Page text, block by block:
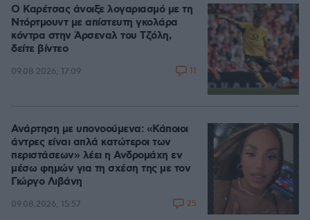
Ο Καρέτσας άνοιξε λογαριασμό με τη
Ντόρτμουντ με απίστευτη γκολάρα
κόντρα στην Άρσεναλ του Τζόλη,
δείτε βίντεο
09.08.2026, 17:09 11
Ανάρτηση με υπονοούμενα: «Κάποιοι
άντρες είναι απλά κατώτεροι των
περιστάσεων» λέει η Ανδρομάχη εν
μέσω φημών για τη σχέση της με τον
Γιώργο Λιβάνη
09.08.2026, 15:57 25